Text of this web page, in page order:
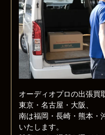
オーディオプロの出張買
東京・名古屋・大阪、
南は福岡・長崎・熊本・
いたします。